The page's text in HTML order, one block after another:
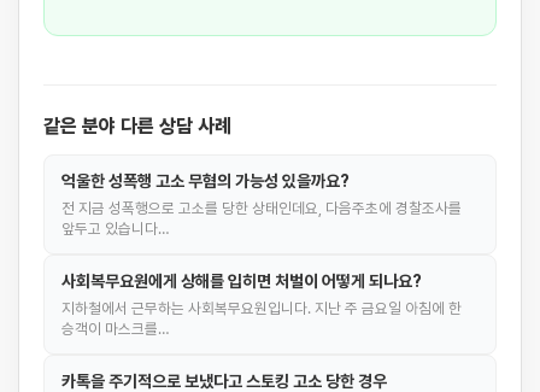
같은 분야 다른 상담 사례
억울한 성폭행 고소 무혐의 가능성 있을까요?
전 지금 성폭행으로 고소를 당한 상태인데요, 다음주초에 경찰조사를
앞두고 있습니다…
사회복무요원에게 상해를 입히면 처벌이 어떻게 되나요?
지하철에서 근무하는 사회복무요원입니다. 지난 주 금요일 아침에 한
승객이 마스크를…
카톡을 주기적으로 보냈다고 스토킹 고소 당한 경우